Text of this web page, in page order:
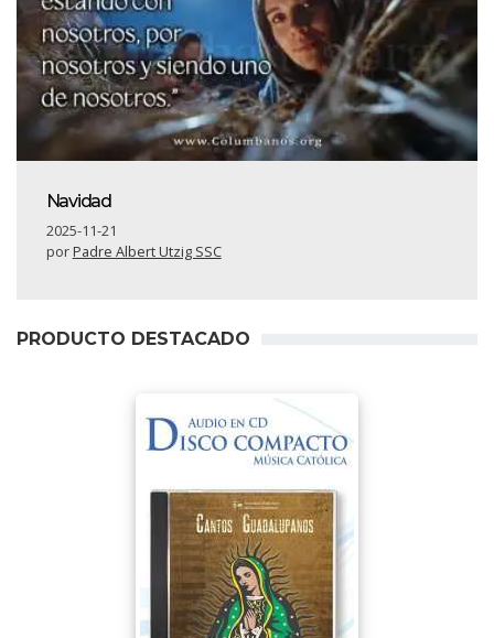
Navidad
2025-11-21
porPadre Albert Utzig SSC
PRODUCTO DESTACADO